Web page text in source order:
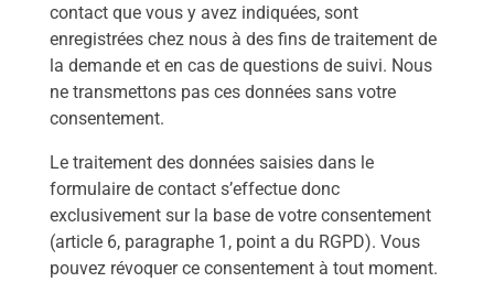
contact que vous y avez indiquées, sont
enregistrées chez nous à des fins de traitement de
la demande et en cas de questions de suivi. Nous
ne transmettons pas ces données sans votre
consentement.
Le traitement des données saisies dans le
formulaire de contact s’effectue donc
exclusivement sur la base de votre consentement
(article 6, paragraphe 1, point a du RGPD). Vous
pouvez révoquer ce consentement à tout moment.